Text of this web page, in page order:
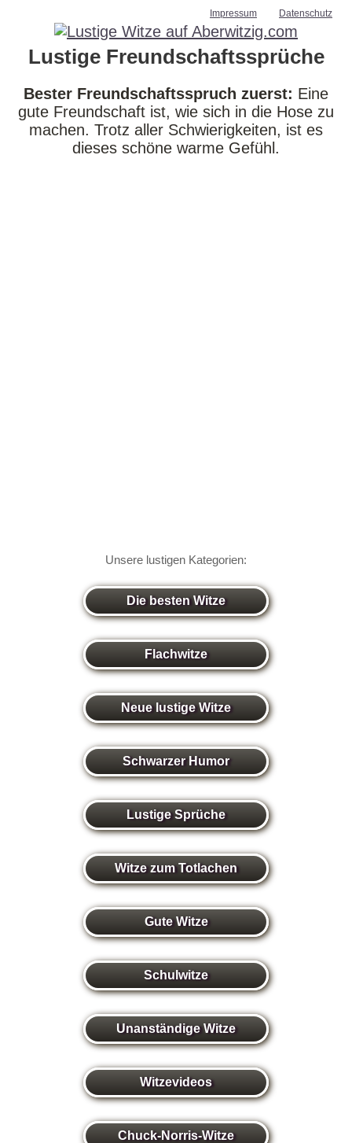
Impressum Datenschutz
Lustige Freundschaftssprüche
Bester Freundschaftsspruch zuerst: Eine
gute Freundschaft ist, wie sich in die Hose zu
machen. Trotz aller Schwierigkeiten, ist es
dieses schöne warme Gefühl.
Unsere lustigen Kategorien:
Die besten Witze
Flachwitze
Neue lustige Witze
Schwarzer Humor
Lustige Sprüche
Witze zum Totlachen
Gute Witze
Schulwitze
Unanständige Witze
Witzevideos
Chuck-Norris-Witze